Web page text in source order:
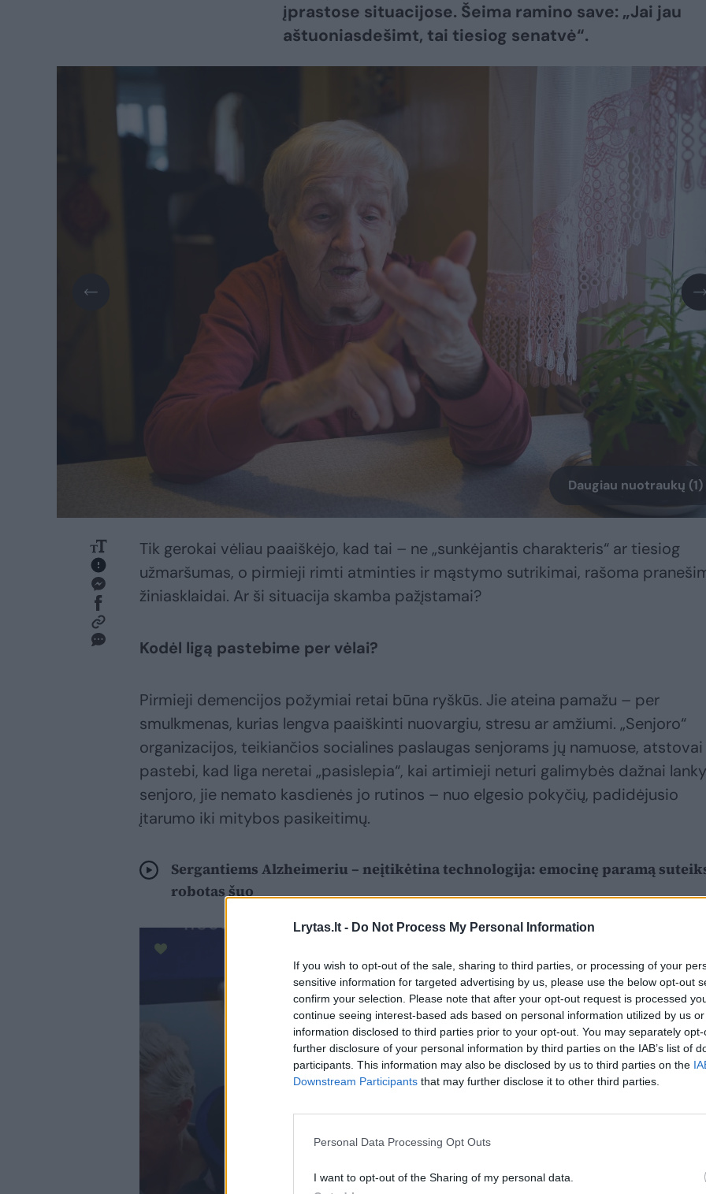
Lrytas.lt - Do Not Process My Personal Information
If you wish to opt-out of the sale, sharing to third parties, or processing of your
sensitive information for targeted advertising by us, please use the below opt-out
confirm your selection. Please note that after your opt-out request is processed
continue seeing interest-based ads based on personal information utilized by us
information disclosed to third parties prior to your opt-out. You may separately
further disclosure of your personal information by third parties on the IAB’s list of
participants. This information may also be disclosed by us to third parties on the
Downstream Participants that may further disclose it to other third parties.
Personal Data Processing Opt Outs
I want to opt-out of the Sharing of my personal data.
įprastose situacijose. Šeima ramino save: „Jai jau
aštuoniasdešimt, tai tiesiog senatvė“.
Daugiau nuotraukų (1)
Tik gerokai vėliau paaiškėjo, kad tai – ne „sunkėjantis charakteris“ ar tiesiog
užmaršumas, o pirmieji rimti atminties ir mąstymo sutrikimai, rašoma
žiniasklaidai. Ar ši situacija skamba pažįstamai?
Kodėl ligą pastebime per vėlai?
Pirmieji demencijos požymiai retai būna ryškūs. Jie ateina pamažu – per
smulkmenas, kurias lengva paaiškinti nuovargiu, stresu ar amžiumi. „Senjoro“
organizacijos, teikiančios socialines paslaugas senjorams jų namuose, atstovai
pastebi, kad liga neretai „pasislepia“, kai artimieji neturi galimybės dažnai
senjoro, jie nemato kasdienės jo rutinos – nuo elgesio pokyčių, padidėjusio
įtarumo iki mitybos pasikeitimų.
Sergantiems Alzheimeriu – neįtikėtina technologija: emocinę paramą
robotas šuo